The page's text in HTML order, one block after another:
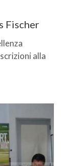
Fischer
alla